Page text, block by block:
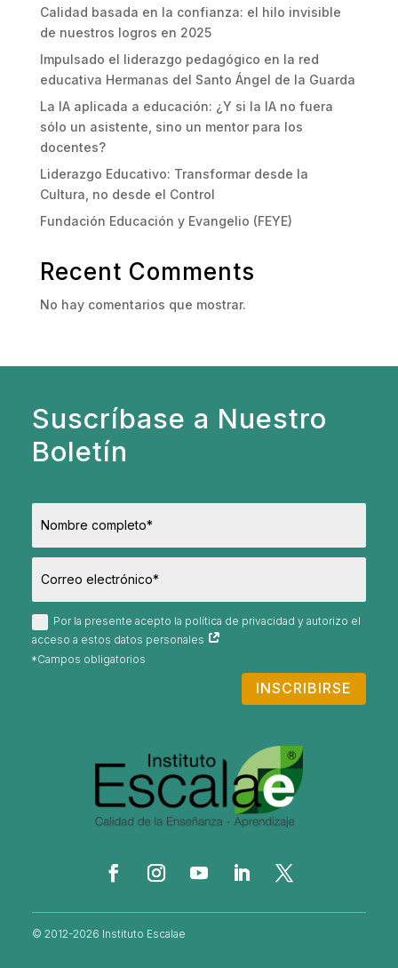
Calidad basada en la confianza: el hilo invisible
de nuestros logros en 2025
Impulsado el liderazgo pedagógico en la red
educativa Hermanas del Santo Ángel de la Guarda
La IA aplicada a educación: ¿Y si la IA no fuera
sólo un asistente, sino un mentor para los
docentes?
Liderazgo Educativo: Transformar desde la
Cultura, no desde el Control
Fundación Educación y Evangelio (FEYE)
Recent Comments
No hay comentarios que mostrar.
Suscríbase a Nuestro
Boletín
Por la presente acepto la política de privacidad y autorizo el
acceso a estos datos personales
INSCRIBIRSE
© 2012-2026 Instituto Escalae